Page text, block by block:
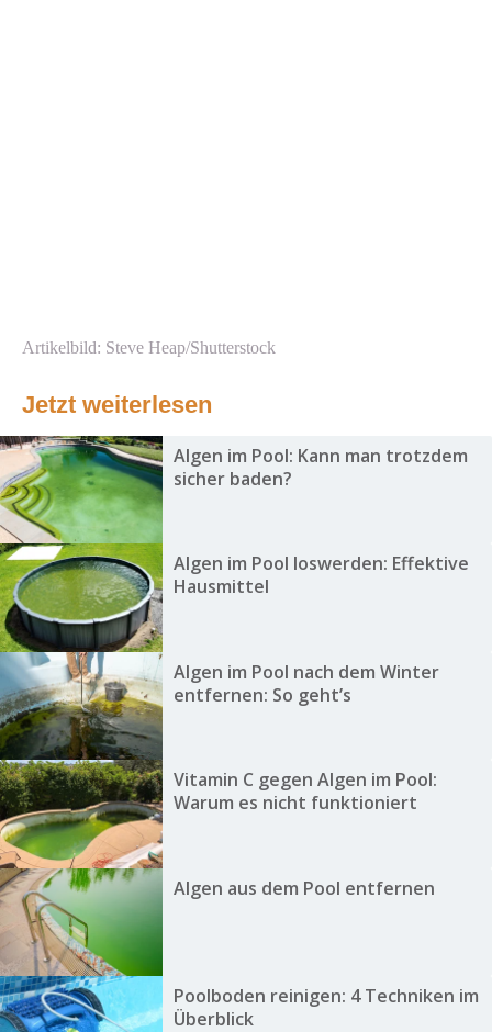
Artikelbild: Steve Heap/Shutterstock
Jetzt weiterlesen
Algen im Pool: Kann man trotzdem
sicher baden?
Algen im Pool loswerden: Effektive
Hausmittel
Algen im Pool nach dem Winter
entfernen: So geht’s
Vitamin C gegen Algen im Pool:
Warum es nicht funktioniert
Algen aus dem Pool entfernen
Poolboden reinigen: 4 Techniken im
Überblick